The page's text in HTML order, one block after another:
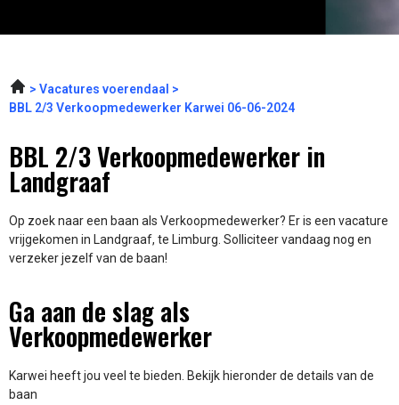
Vacatures voerendaal
BBL 2/3 Verkoopmedewerker Karwei 06-06-2024
BBL 2/3 Verkoopmedewerker in
Landgraaf
Op zoek naar een baan als Verkoopmedewerker? Er is een vacature
vrijgekomen in Landgraaf, te Limburg. Solliciteer vandaag nog en
verzeker jezelf van de baan!
Ga aan de slag als
Verkoopmedewerker
Karwei heeft jou veel te bieden. Bekijk hieronder de details van de
baan